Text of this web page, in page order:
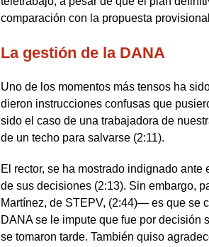
comparación con la propuesta
La gestión de la DANA
Uno de los momentos más tensos ha
dieron instrucciones confusas que
sido el caso de una trabajadora de
de un techo para salvarse (2:11).
El rector, se ha mostrado indignado
de sus decisiones (2:13). Sin embargo,
Martínez, de STEPV, (2:44)— es que se
DANA se le impute que fue por decisión
se tomaron tarde. También quiso